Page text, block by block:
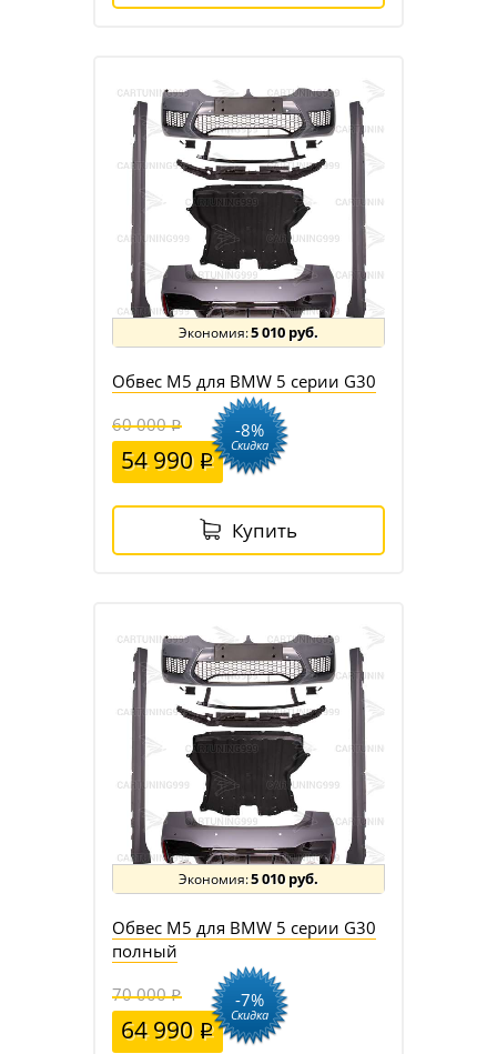
5 010 руб.
Обвес M5 для BMW 5 серии G30
60 000
54 990
-8%
Скидка
Купить
5 010 руб.
Обвес M5 для BMW 5 серии G30
полный
70 000
64 990
-7%
Скидка